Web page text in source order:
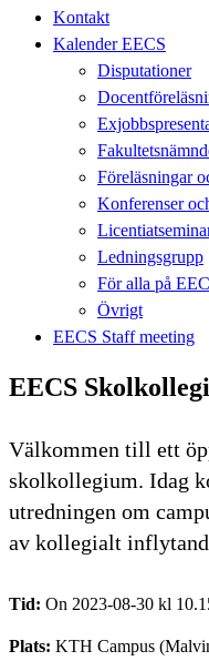
Kontakt
Kalender EECS
Disputationer
Föreläsningar
Konferenser
Ledningsgrupp
För alla på
Övrigt
EECS Staff meeting
EECS
Välkommen till ett
skolkollegium. Idag
utredningen om
av kollegialt
Tid: On 2023-08-30 kl
Plats: KTH Campus